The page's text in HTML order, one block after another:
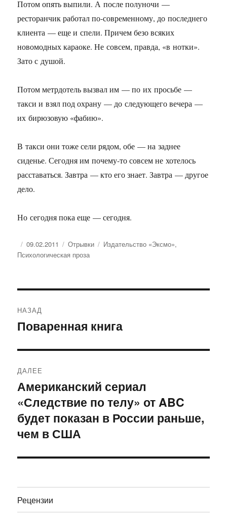
Потом опять выпили. А после полуночи —
ресторанчик работал по-современному, до последнего
клиента — еще и спели. Причем безо всяких
новомодных караоке. Не совсем, правда, «в нотки».
Зато с душой.
Потом метрдотель вызвал им — по их просьбе —
такси и взял под охрану — до следующего вечера —
их бирюзовую «фабию».
В такси они тоже сели рядом, обе — на заднее
сиденье. Сегодня им почему-то совсем не хотелось
расставаться. Завтра — кто его знает. Завтра — другое
дело.
Но сегодня пока еще — сегодня.
Опубликовано
09.02.2011 Рубрики
Отрывки Метки
Издательство «Эксмо»,
Психологическая проза
по
НАЗАД
Предыдущая
Поваренная книга
ДАЛЕЕ
Следующая
запись:
Американский сериал
«Следствие по телу» от ABC
будет показан в России раньше,
чем в США
Рецензии